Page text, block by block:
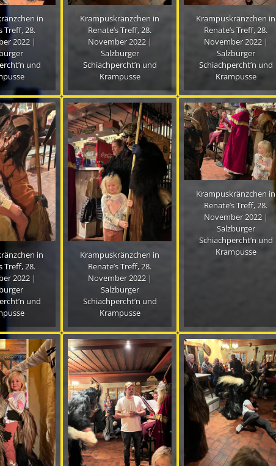
in
Treff, 28.
2022 |
und
Krampuskränzchen in
Renate’s Treff, 28.
November 2022 |
Salzburger
Schiachpercht’n und
Krampusse
Krampuskränzchen in
Renate’s Treff, 28.
November 2022 |
Salzburger
Schiachpercht’n und
Krampusse
in
Treff, 28.
2022 |
und
Krampuskränzchen in
Renate’s Treff, 28.
November 2022 |
Salzburger
Schiachpercht’n und
Krampusse
Krampuskränzchen in
Renate’s Treff, 28.
November 2022 |
Salzburger
Schiachpercht’n und
Krampusse